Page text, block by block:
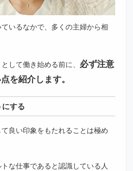
いるなかで、多くの主婦から相
して働き始める前に、 必ず注意
を紹介します。
する
良い印象をもたれることは極め
な仕事であると認識している人